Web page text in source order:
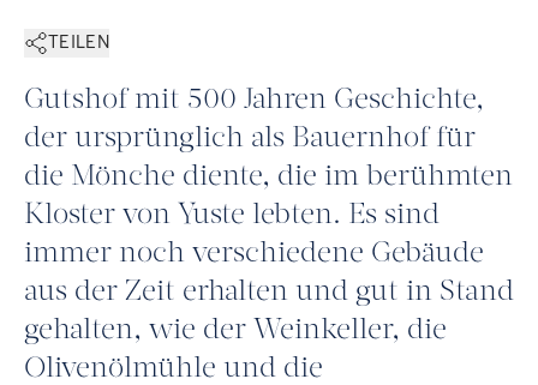
TEILEN
Gutshof mit 500 Jahren Geschichte,
der ursprünglich als Bauernhof für
die Mönche diente, die im berühmten
Kloster von Yuste lebten. Es sind
immer noch verschiedene Gebäude
aus der Zeit erhalten und gut in Stand
gehalten, wie der Weinkeller, die
Olivenölmühle und die